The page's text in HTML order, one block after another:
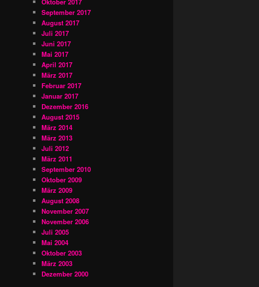
September 2017
August 2017
Juli 2017
Juni 2017
Mai 2017
April 2017
März 2017
Februar 2017
Januar 2017
Dezember 2016
August 2015
März 2014
März 2013
Juli 2012
März 2011
September 2010
Oktober 2009
März 2009
August 2008
November 2007
November 2006
Juli 2005
Mai 2004
Oktober 2003
März 2003
Dezember 2000